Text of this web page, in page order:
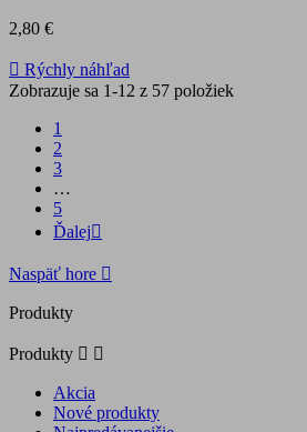
2,80 €
 Rýchly náhľad
Zobrazuje sa 1-12 z 57 položiek
1
2
3
…
5
Ďalej
Naspäť hore 
Produkty
Produkty  
Akcia
Nové produkty